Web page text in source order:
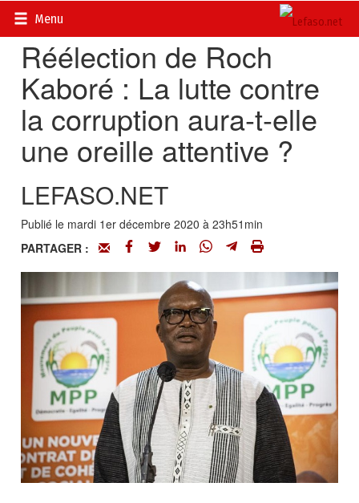
Menu
Accueil>
Réélection de Roch
Kaboré : La lutte contre
la corruption aura-t-elle
une oreille attentive ?
LEFASO.NET
Publié le mardi 1er décembre 2020 à 23h51min
PARTAGER :